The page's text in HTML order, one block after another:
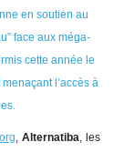
en soutien au
face aux méga-
cette année le
l’accès à
,Alternatiba, les